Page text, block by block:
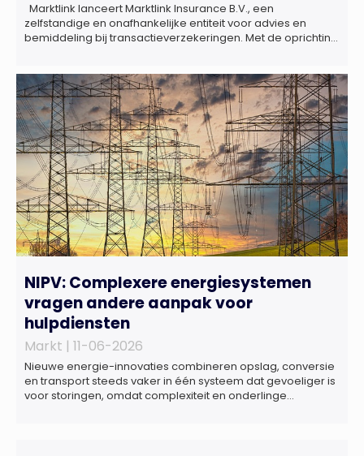
Marktlink lanceert Marktlink Insurance B.V., een
zelfstandige en onafhankelijke entiteit voor advies en
bemiddeling bij transactieverzekeringen. Met de oprichting
overnames verder uit. Naast M&A-advies kunnen
ondernemers, investeerders en dealteams vanaf nu ook
terecht voor ondersteuning op het gebied […]
NIPV: Complexere energiesystemen
vragen andere aanpak voor
hulpdiensten
Markt | 11-06-2026
Nieuwe energie-innovaties combineren opslag, conversie
en transport steeds vaker in één systeem dat gevoeliger is
voor storingen, omdat complexiteit en onderlinge